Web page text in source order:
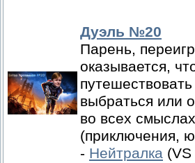
Дуэль №20
Парень,
оказывается,
выбраться или
во всех
(приключения,
- Нейтралка (VS